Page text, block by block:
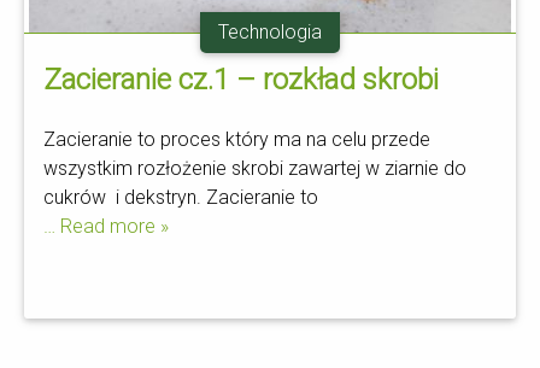
Technologia
Zacieranie cz.1 – rozkład skrobi
Zacieranie to proces który ma na celu przede
wszystkim rozłożenie skrobi zawartej w ziarnie do
cukrów i dekstryn. Zacieranie to
… Read more »